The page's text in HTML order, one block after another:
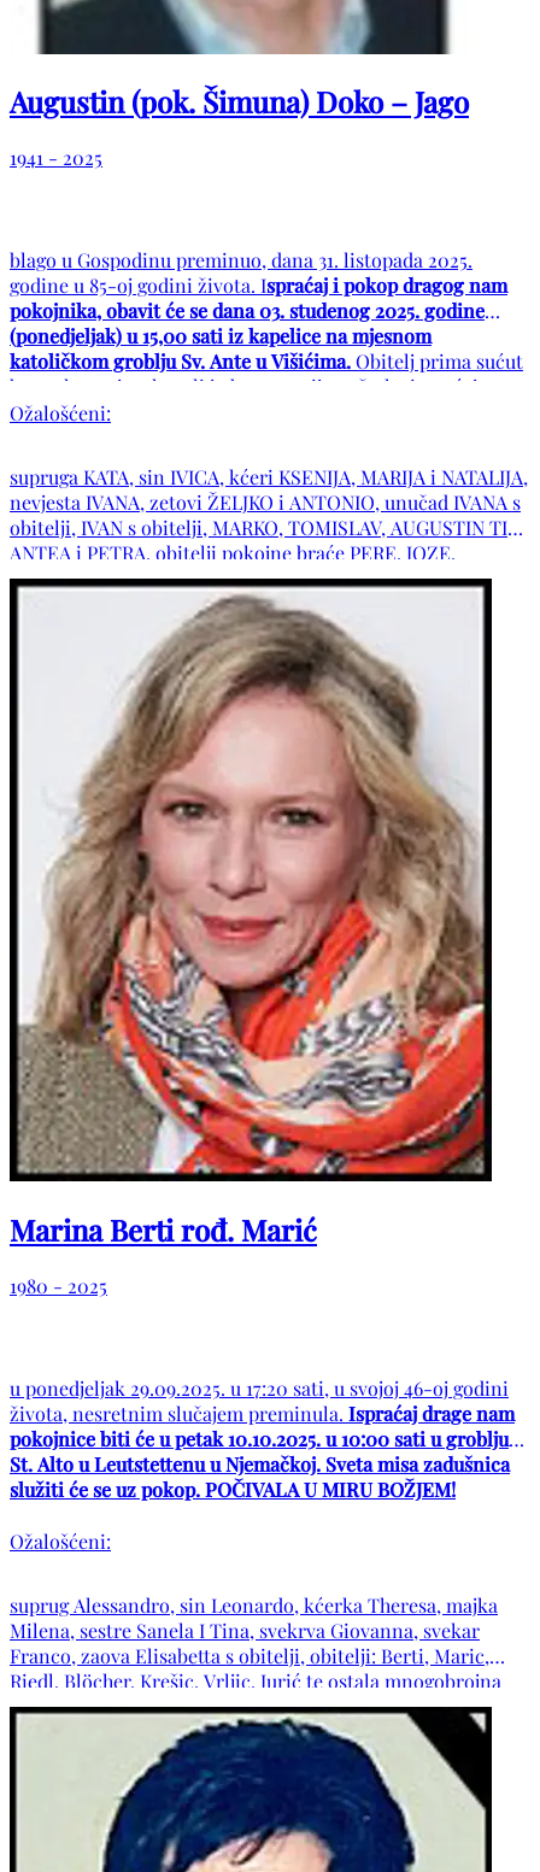
Augustin (pok. Šimuna) Doko – Jago
1941 - 2025
blago u Gospodinu preminuo, dana 31. listopada 2025.
godine u 85-oj godini života. Ispraćaj i pokop dragog nam
pokojnika, obavit će se dana 03. studenog 2025. godine
(ponedjeljak) u 15,00 sati iz kapelice na mjesnom
katoličkom groblju Sv. Ante u Višićima.Obitelj prima sućut
bez rukovanja u kapeli jedan sat prije početka ispraćaja
Ožalošćeni:
supruga KATA, sin IVICA, kćeri KSENIJA, MARIJA i NATALIJA,
nevjesta IVANA, zetovi ŽELJKO i ANTONIO, unučad IVANA s
obitelji, IVAN s obitelji, MARKO, TOMISLAV, AUGUSTIN TIN,
ANTEA i PETRA, obitelji pokojne braće PERE, JOZE,
VLADIMIRA, LUKE i BARIŠE, obitelj pokojne sestre PERE,
obitelji DOKO, BRAJKOVIĆ, BLAŽEVIĆ, LUKANOVIĆ, BENO,
PRSKALO, KUZMAN, RAIČ te ostala mnogobrojna rodbina i
prijatelji. POČIVAO U MIRU BOŽJEM !
Marina Berti rođ. Marić
1980 - 2025
u ponedjeljak 29.09.2025. u 17:20 sati, u svojoj 46-oj godini
života, nesretnim slučajem preminula. Ispraćaj drage nam
pokojnice biti će u petak 10.10.2025. u 10:00 sati u groblju
St. Alto u Leutstettenu u Njemačkoj. Sveta misa zadušnica
služiti će se uz pokop. POČIVALA U MIRU BOŽJEM!
Ožalošćeni:
suprug Alessandro, sin Leonardo, kćerka Theresa, majka
Milena, sestre Sanela I Tina, svekrva Giovanna, svekar
Franco, zaova Elisabetta s obitelji, obitelji: Berti, Maric,
Riedl, Blöcher, Krešic, Vrljic, Jurić te ostala mnogobrojna
rodbina, kumovi, prijatelji i susjedi.